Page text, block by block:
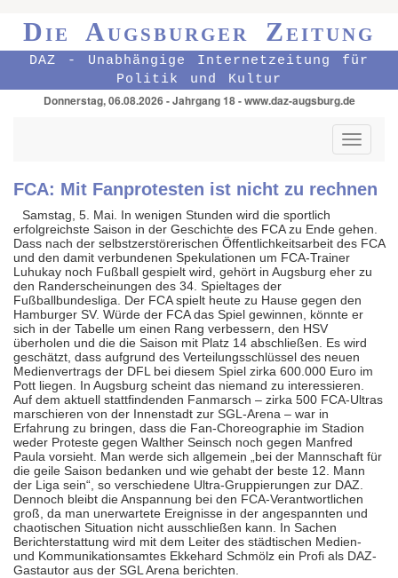
Die Augsburger Zeitung
DAZ - Unabhängige Internetzeitung für
Politik und Kultur
Donnerstag, 06.08.2026 - Jahrgang 18 - www.daz-augsburg.de
Toggle
FCA: Mit Fanprotesten ist nicht zu rechnen
Samstag, 5. Mai. In wenigen Stunden wird die sportlich
erfolgreichste Saison in der Geschichte des FCA zu Ende gehen.
Dass nach der selbstzerstörerischen Öffentlichkeitsarbeit des FCA
und den damit verbundenen Spekulationen um FCA-Trainer
Luhukay noch Fußball gespielt wird, gehört in Augsburg eher zu
den Randerscheinungen des 34. Spieltages der
Fußballbundesliga. Der FCA spielt heute zu Hause gegen den
Hamburger SV. Würde der FCA das Spiel gewinnen, könnte er
sich in der Tabelle um einen Rang verbessern, den HSV
überholen und die die Saison mit Platz 14 abschließen. Es wird
geschätzt, dass aufgrund des Verteilungsschlüssel des neuen
Medienvertrags der DFL bei diesem Spiel zirka 600.000 Euro im
Pott liegen. In Augsburg scheint das niemand zu interessieren.
Auf dem aktuell stattfindenden Fanmarsch – zirka 500 FCA-Ultras
marschieren von der Innenstadt zur SGL-Arena – war in
Erfahrung zu bringen, dass die Fan-Choreographie im Stadion
weder Proteste gegen Walther Seinsch noch gegen Manfred
Paula vorsieht. Man werde sich allgemein „bei der Mannschaft für
die geile Saison bedanken und wie gehabt der beste 12. Mann
der Liga sein“, so verschiedene Ultra-Gruppierungen zur DAZ.
Dennoch bleibt die Anspannung bei den FCA-Verantwortlichen
groß, da man unerwartete Ereignisse in der angespannten und
chaotischen Situation nicht ausschließen kann. In Sachen
Berichterstattung wird mit dem Leiter des städtischen Medien-
und Kommunikationsamtes Ekkehard Schmölz ein Profi als DAZ-
Gastautor aus der SGL Arena berichten.